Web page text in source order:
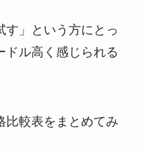
す」という方にとっ
ドル高く感じられる
比較表をまとめてみ